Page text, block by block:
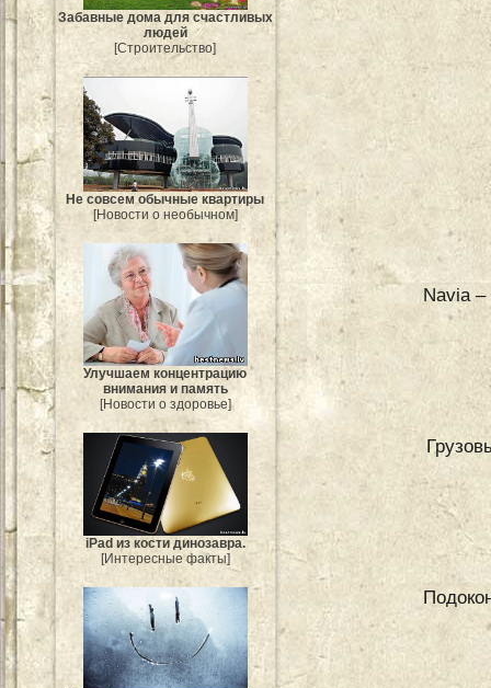
Забавные дома для счастливых
людей
[Строительство]
Не совсем обычные квартиры
[Новости о необычном]
Улучшаем концентрацию
внимания и память
[Новости о здоровье]
iPad из кости динозавра.
[Интересные факты]
Navia